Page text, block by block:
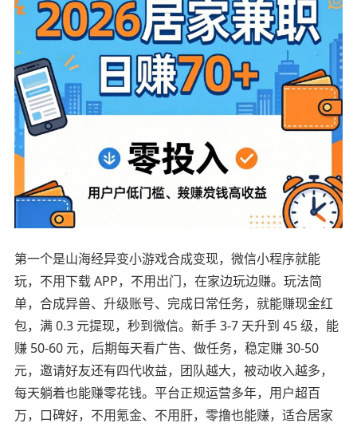
第一个是山海经异变小游戏合成变现，微信小程序就能
玩，不用下载 APP，不用出门，在家边玩边赚。玩法简
单，合成异兽、升级账号、完成日常任务，就能赚现金红
包，满 0.3 元提现，秒到微信。新手 3-7 天升到 45 级，能
赚 50-60 元，后期每天看广告、做任务，稳定赚 30-50
元，邀请好友还有四代收益，团队越大，被动收入越多，
每天躺着也能赚零花钱。平台正规运营多年，用户超百
万，口碑好，不用氪金、不用肝，零撸也能赚，适合居家